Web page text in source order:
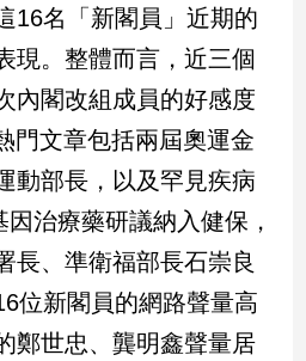
16名「新閣員」近期的
現。整體而言，近三個
內閣改組成員的好感度
門文章包括兩屆奧運金
動部長，以及罕見疾病
因治療藥研議納入健保，
長、準衛福部長石崇良
位新閣員的網路聲量高
鄭世忠、龔明鑫聲量居